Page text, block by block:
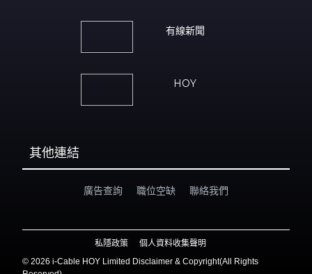
有線新聞
HOY
其他連結
廣告查詢 職位空缺 聯絡我們
私隱政策
個人資料收集聲明
© 2026 i-Cable HOY Limited Disclaimer & Copyright(All Rights